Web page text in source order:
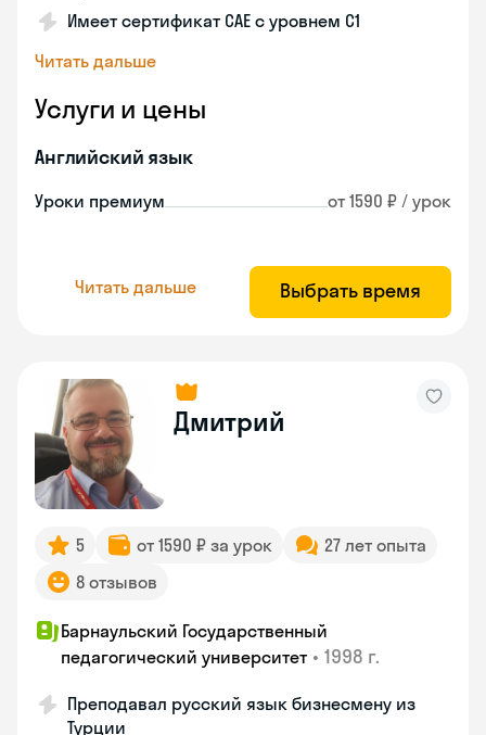
Имеет сертификат САЕ с уровнем С1
Читать дальше
Услуги и цены
Английский язык
Уроки премиум от 1590 ₽ / урок
Читать дальше Выбрать время
Дмитрий
5 от 1590 ₽ за урок
27 лет опыта
8 отзывов
Барнаульский Государственный
педагогический университет • 1998 г.
Преподавал русский язык бизнесмену из
Турции